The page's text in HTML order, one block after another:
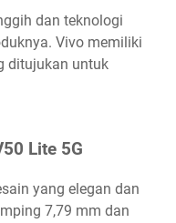
dan teknologi
Vivo memiliki
ditujukan untuk
Lite 5G
yang elegan dan
7,79 mm dan